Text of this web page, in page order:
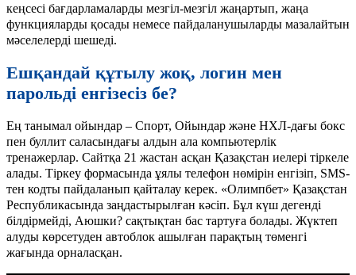
кеңсесі бағдарламаларды мезгіл-мезгіл жаңартып, жаңа
функцияларды қосады немесе пайдаланушыларды мазалайтын
мәселелерді шешеді.
Ешқандай құтылу жоқ, логин мен
парольді енгізесіз бе?
Ең танымал ойындар – Спорт, Ойындар және НХЛ-дағы бокс
пен буллит саласындағы алдын ала компьютерлік
тренажерлар. Сайтқа 21 жастан асқан Қазақстан иелері тіркеле
алады. Тіркеу формасында ұялы телефон нөмірін енгізіп, SMS-
тен кодты пайдаланып қайталау керек. «Олимпбет» Қазақстан
Республикасында заңдастырылған кәсіп. Бұл күш дегенді
білдірмейді, Аюшки? сақтықтан бас тартуға болады. Жүктеп
алуды көрсетуден автоблок ашылған парақтың төменгі
жағында орналасқан.